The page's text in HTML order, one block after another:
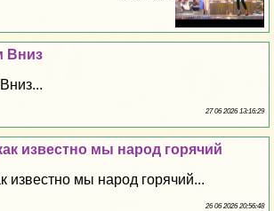
Вниз
27 06 2026 13:16:29
известно мы народ горячий
известно мы народ горячий...
26 06 2026 20:56:48